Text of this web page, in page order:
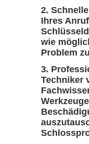
Ihres
wie
Problem
Techniker